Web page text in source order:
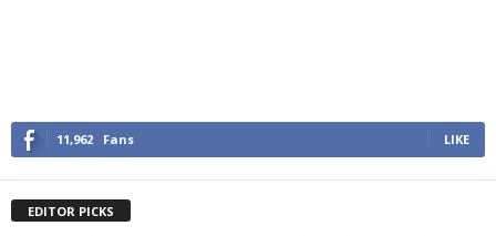
11,962 Fans LIKE
EDITOR PICKS